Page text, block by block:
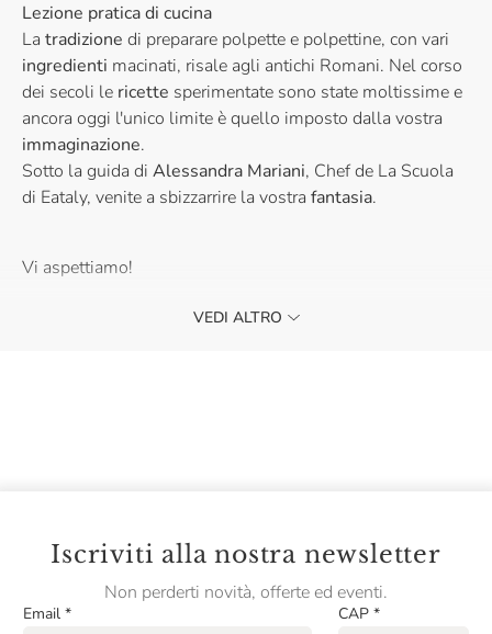
Lezione pratica di cucina
La tradizione di preparare polpette e polpettine, con vari
ingredienti macinati, risale agli antichi Romani. Nel corso
dei secoli le ricette sperimentate sono state moltissime e
ancora oggi l'unico limite è quello imposto dalla vostra
immaginazione.
Sotto la guida di Alessandra Mariani, Chef de La Scuola
di Eataly, venite a sbizzarrire la vostra fantasia.
Vi aspettiamo!
VEDI ALTRO
Iscriviti alla nostra newsletter
Non perderti novità, offerte ed eventi.
Email * CAP *